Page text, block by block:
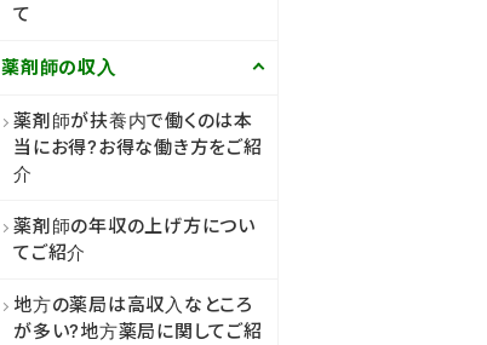
て
薬剤師の収入
薬剤師が扶養内で働くのは本
当にお得?お得な働き方をご紹
介
薬剤師の年収の上げ方につい
てご紹介
地方の薬局は高収入なところ
が多い?地方薬局に関してご紹